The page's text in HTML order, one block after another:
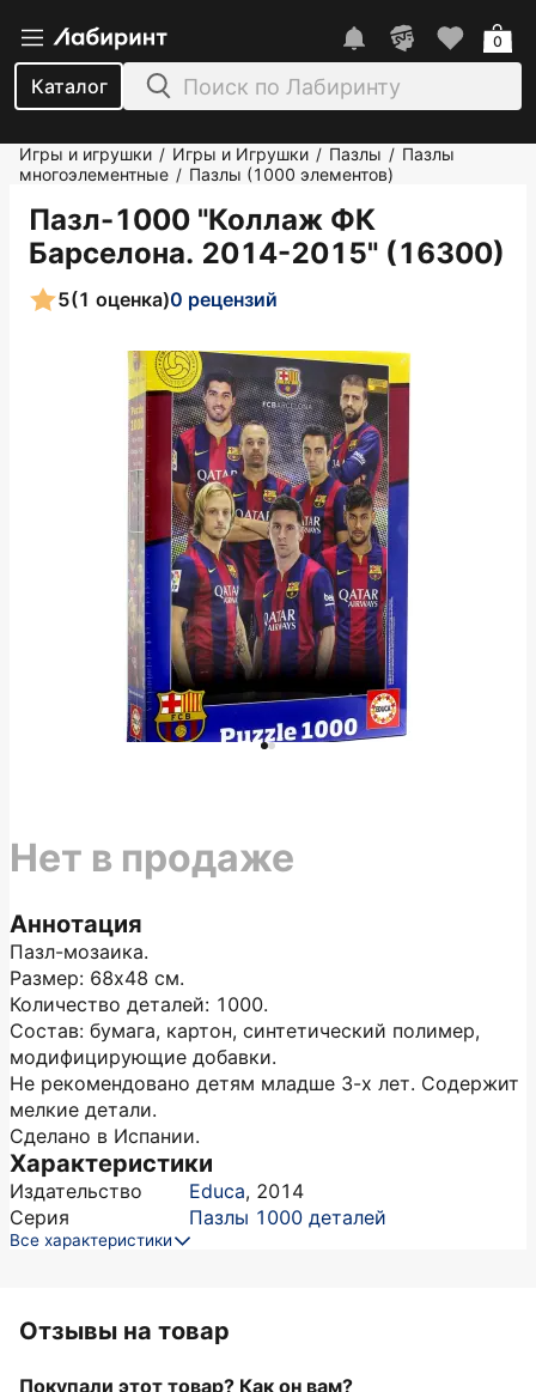
Каталог
0
Игры и игрушки / Игры и Игрушки / Пазлы / Пазлы
многоэлементные / Пазлы (1000 элементов)
Пазл-1000 "Коллаж ФК
Барселона. 2014-2015" (16300)
5(1 оценка)0 рецензий
Аннотация
Пазл-мозаика.
Размер: 68х48 см.
Количество деталей: 1000.
Состав: бумага, картон, синтетический полимер,
модифицирующие добавки.
Не рекомендовано детям младше 3-х лет. Содержит
мелкие детали.
Сделано в Испании.
Характеристики
Издательство Educa, 2014
Серия
Пазлы 1000 деталей
Все характеристики
Нет в продаже
Отзывы на товар
Покупали этот товар? Как он вам?